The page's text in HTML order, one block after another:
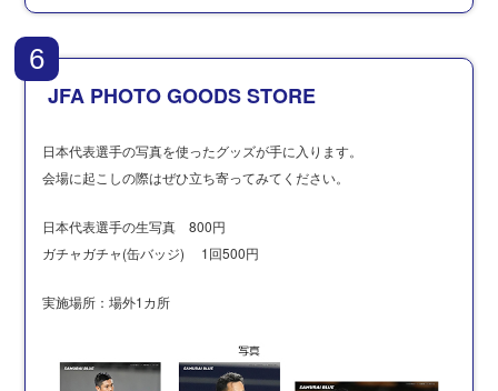
6
JFA PHOTO GOODS STORE
日本代表選手の写真を使ったグッズが手に入ります。
会場に起こしの際はぜひ立ち寄ってみてください。
日本代表選手の生写真 800円
ガチャガチャ(缶バッジ) 1回500円
実施場所：場外1カ所